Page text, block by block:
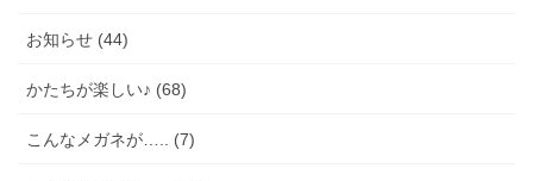
お知らせ (44)
かたちが楽しい♪ (68)
こんなメガネが….. (7)